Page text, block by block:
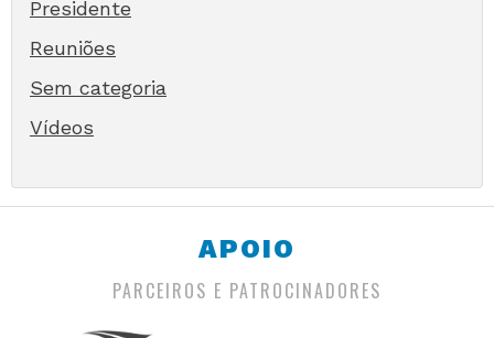
Presidente
Reuniões
Sem categoria
Vídeos
APOIO
PARCEIROS E PATROCINADORES